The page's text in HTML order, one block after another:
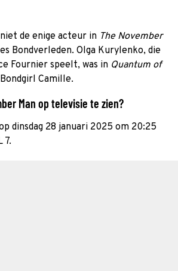
de enige acteur in The November
Bondverleden. Olga Kurylenko, die
Fournier speelt, was in Quantum of
Camille.
Man op televisie te zien?
dinsdag 28 januari 2025 om 20:25
7.